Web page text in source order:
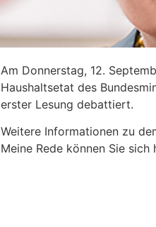
Am Donnerstag, 12.
Haushaltsetat des
erster Lesung debattiert.
Weitere Informationen zu
Meine Rede können Sie